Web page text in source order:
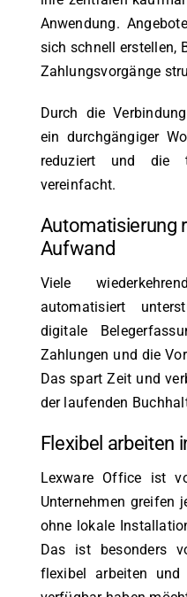
Anwendung.
sich schnell erstellen,
Zahlungsvorgänge
Durch die
ein durchgängiger
reduziert und die
vereinfacht.
Automatisierung
Aufwand
Viele
automatisiert
digitale
Zahlungen und die
Das spart Zeit und
der laufenden
Flexibel arbeiten
Lexware Office ist
Unternehmen greifen
ohne lokale
Das ist besonders
flexibel arbeiten und